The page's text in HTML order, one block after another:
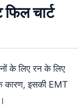
चार्ट
के लिए रन के लिए
के कारण, इसकी EMT